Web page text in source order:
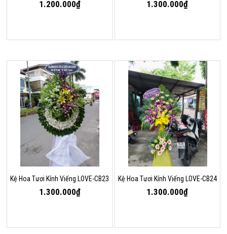
1.200.000₫ 1.300.000₫
Kệ Hoa Tươi Kính Viếng LOVE-CB23
1.300.000₫
Kệ Hoa Tươi Kính Viếng LOVE-CB24
1.300.000₫